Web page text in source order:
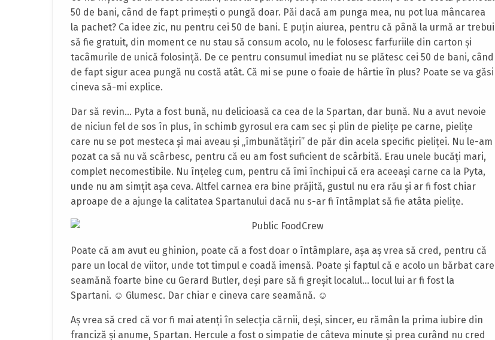
50 de bani, când de fapt primeşti o pungă doar. Păi dacă am punga mea, nu pot lua mâncarea
la pachet? Ca idee zic, nu pentru cei 50 de bani. E puţin aiurea, pentru că până la urmă ar trebui
să fie gratuit, din moment ce nu stau să consum acolo, nu le folosesc farfuriile din carton şi
tacâmurile de unică folosinţă. De ce pentru consumul imediat nu se plătesc cei 50 de bani, când
de fapt sigur acea pungă nu costă atât. Că mi se pune o foaie de hârtie în plus? Poate se va găsi
cineva să-mi explice.
Dar să revin… Pyta a fost bună, nu delicioasă ca cea de la Spartan, dar bună. Nu a avut nevoie
de niciun fel de sos în plus, în schimb gyrosul era cam sec şi plin de pieliţe pe carne, pieliţe
care nu se pot mesteca şi mai aveau şi „îmbunătăţiri” de păr din acela specific pieliţei. Nu le-am
pozat ca să nu vă scârbesc, pentru că eu am fost suficient de scârbită. Erau unele bucăţi mari,
complet necomestibile. Nu înţeleg cum, pentru că îmi închipui că era aceeaşi carne ca la Pyta,
unde nu am simţit aşa ceva. Altfel carnea era bine prăjită, gustul nu era rău şi ar fi fost chiar
aproape de a ajunge la calitatea Spartanului dacă nu s-ar fi întâmplat să fie atâta pieliţe.
Poate că am avut eu ghinion, poate că a fost doar o întâmplare, aşa aş vrea să cred, pentru că
pare un local de viitor, unde tot timpul e coadă imensă. Poate şi faptul că e acolo un bărbat care
seamănă foarte bine cu Gerard Butler, deşi pare să fi greşit localul… locul lui ar fi fost la
Spartani. ☺ Glumesc. Dar chiar e cineva care seamănă. ☺
Aş vrea să cred că vor fi mai atenţi în selecţia cărnii, deşi, sincer, eu rămân la prima iubire din
franciză şi anume, Spartan. Hercule a fost o simpatie de câteva minute şi prea curând nu cred